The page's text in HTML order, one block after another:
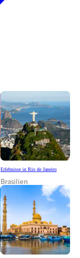
Erlebnisse in Rio de Janeiro
Brasilien